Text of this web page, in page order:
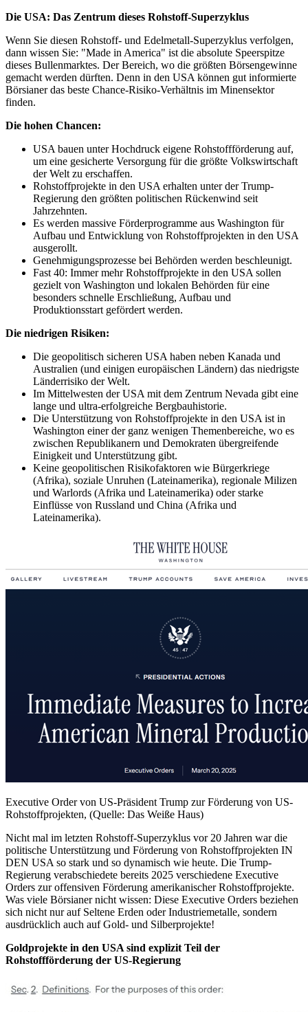
Die USA: Das Zentrum dieses Rohstoff-Superzyklus
Wenn Sie diesen Rohstoff- und Edelmetall-Superzyklus verfolgen,
dann wissen Sie: "Made in America" ist die absolute Speerspitze
dieses Bullenmarktes. Der Bereich, wo die größten Börsengewinne
gemacht werden dürften. Denn in den USA können gut informierte
Börsianer das beste Chance-Risiko-Verhältnis im Minensektor
finden.
Die hohen Chancen:
USA bauen unter Hochdruck eigene Rohstoffförderung auf,
um eine gesicherte Versorgung für die größte Volkswirtschaft
der Welt zu erschaffen.
Rohstoffprojekte in den USA erhalten unter der Trump-
Regierung den größten politischen Rückenwind seit
Jahrzehnten.
Es werden massive Förderprogramme aus Washington für
Aufbau und Entwicklung von Rohstoffprojekten in den USA
ausgerollt.
Genehmigungsprozesse bei Behörden werden beschleunigt.
Fast 40: Immer mehr Rohstoffprojekte in den USA sollen
gezielt von Washington und lokalen Behörden für eine
besonders schnelle Erschließung, Aufbau und
Produktionsstart gefördert werden.
Die niedrigen Risiken:
Die geopolitisch sicheren USA haben neben Kanada und
Australien (und einigen europäischen Ländern) das niedrigste
Länderrisiko der Welt.
Im Mittelwesten der USA mit dem Zentrum Nevada gibt eine
lange und ultra-erfolgreiche Bergbauhistorie.
Die Unterstützung von Rohstoffprojekte in den USA ist in
Washington einer der ganz wenigen Themenbereiche, wo es
zwischen Republikanern und Demokraten übergreifende
Einigkeit und Unterstützung gibt.
Keine geopolitischen Risikofaktoren wie Bürgerkriege
(Afrika), soziale Unruhen (Lateinamerika), regionale Milizen
und Warlords (Afrika und Lateinamerika) oder starke
Einflüsse von Russland und China (Afrika und
Lateinamerika).
Executive Order von US-Präsident Trump zur Förderung von US-
Rohstoffprojekten, (Quelle: Das Weiße Haus)
Nicht mal im letzten Rohstoff-Superzyklus vor 20 Jahren war die
politische Unterstützung und Förderung von Rohstoffprojekten IN
DEN USA so stark und so dynamisch wie heute. Die Trump-
Regierung verabschiedete bereits 2025 verschiedene Executive
Orders zur offensiven Förderung amerikanischer Rohstoffprojekte.
Was viele Börsianer nicht wissen: Diese Executive Orders beziehen
sich nicht nur auf Seltene Erden oder Industriemetalle, sondern
ausdrücklich auch auf Gold- und Silberprojekte!
Goldprojekte in den USA sind explizit Teil der
Rohstoffförderung der US-Regierung